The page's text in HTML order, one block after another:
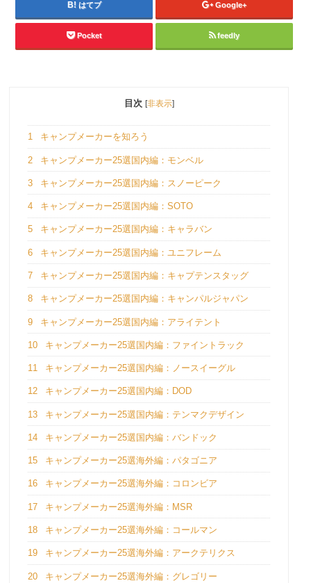
はてブ Google+
Pocket feedly
目次 [非表示]
1 キャンプメーカーを知ろう
2 キャンプメーカー25選国内編：モンベル
3 キャンプメーカー25選国内編：スノーピーク
4 キャンプメーカー25選国内編：SOTO
5 キャンプメーカー25選国内編：キャラバン
6 キャンプメーカー25選国内編：ユニフレーム
7 キャンプメーカー25選国内編：キャプテンスタッグ
8 キャンプメーカー25選国内編：キャンパルジャパン
9 キャンプメーカー25選国内編：アライテント
10 キャンプメーカー25選国内編：ファイントラック
11 キャンプメーカー25選国内編：ノースイーグル
12 キャンプメーカー25選国内編：DOD
13 キャンプメーカー25選国内編：テンマクデザイン
14 キャンプメーカー25選国内編：バンドック
15 キャンプメーカー25選海外編：パタゴニア
16 キャンプメーカー25選海外編：コロンビア
17 キャンプメーカー25選海外編：MSR
18 キャンプメーカー25選海外編：コールマン
19 キャンプメーカー25選海外編：アークテリクス
20 キャンプメーカー25選海外編：グレゴリー